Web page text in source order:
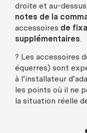
droite et au-
notes de la
accessoires de
supplémentaires.
? Les accessoires
équerres) sont
à l’installateur
les points où il ne
la situation réelle